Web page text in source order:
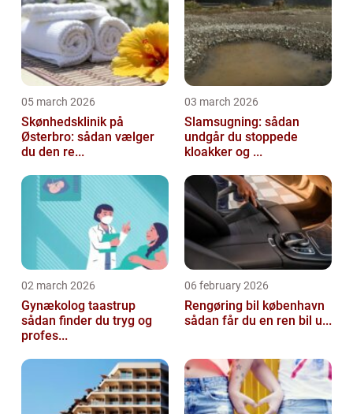
05 march 2026
Skønhedsklinik på
Østerbro: sådan vælger
du den re...
03 march 2026
Slamsugning: sådan
undgår du stoppede
kloakker og ...
02 march 2026
Gynækolog taastrup
sådan finder du tryg og
profes...
06 february 2026
Rengøring bil københavn
sådan får du en ren bil u...